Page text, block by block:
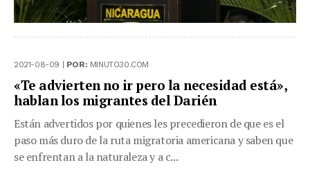
2021-08-09 | POR: MINUTO30.COM
«Te advierten no ir pero la necesidad está»,
hablan los migrantes del Darién
Están advertidos por quienes les precedieron de que es el
paso más duro de la ruta migratoria americana y saben que
se enfrentan a la naturaleza y a c...